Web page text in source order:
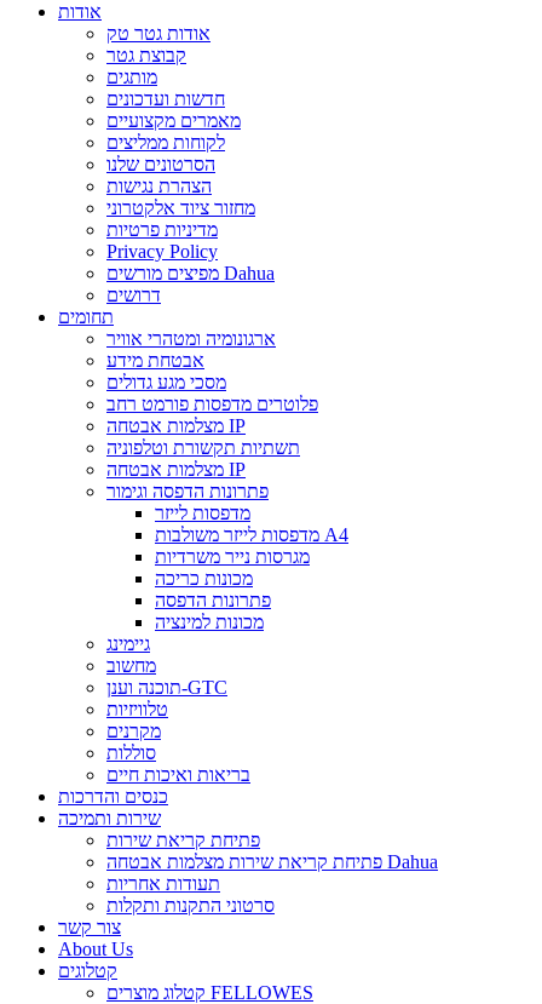
אודות
אודות גטר טק
קבוצת גטר
מותגים
חדשות ועדכונים
מאמרים מקצועיים
לקוחות ממליצים
הסרטונים שלנו
הצהרת נגישות
מחזור ציוד אלקטרוני
מדיניות פרטיות
Privacy Policy
מפיצים מורשים Dahua
דרושים
תחומים
ארגונומיה ומטהרי אוויר
אבטחת מידע
מסכי מגע גדולים
פלוטרים מדפסות פורמט רחב
מצלמות אבטחה IP
תשתיות תקשורת וטלפוניה
מצלמות אבטחה IP
פתרונות הדפסה וגימור
מדפסות לייזר
מדפסות לייזר משולבות A4
מגרסות נייר משרדיות
מכונות כריכה
פתרונות הדפסה
מכונות למינציה
גיימינג
מחשוב
תוכנה וענן-GTC
טלוויזיות
מקרנים
סוללות
בריאות ואיכות חיים
כנסים והדרכות
שירות ותמיכה
פתיחת קריאת שירות
פתיחת קריאת שירות מצלמות אבטחה Dahua
תעודות אחריות
סרטוני התקנות ותקלות
צור קשר
About Us
קטלוגים
קטלוג מוצרים FELLOWES